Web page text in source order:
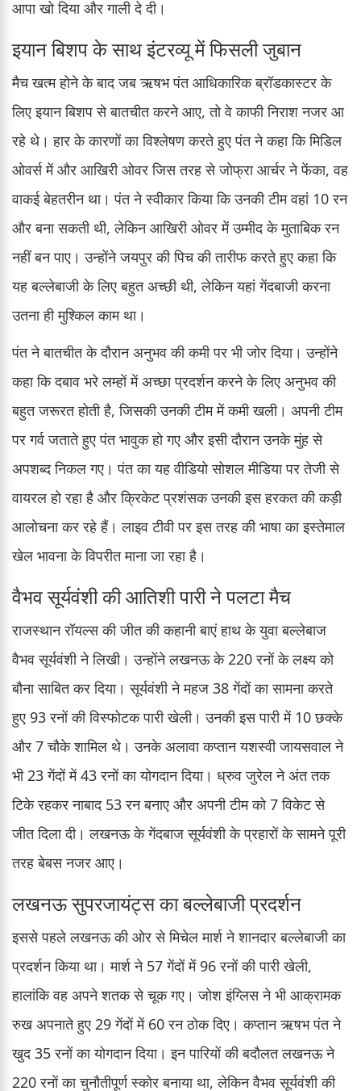
आपा खो दिया और गाली दे दी।
इयान बिशप के साथ इंटरव्यू में फिसली जुबान
मैच खत्म होने के बाद जब ऋषभ पंत आधिकारिक ब्रॉडकास्टर के
लिए इयान बिशप से बातचीत करने आए, तो वे काफी निराश नजर आ
रहे थे। हार के कारणों का विश्लेषण करते हुए पंत ने कहा कि मिडिल
ओवर्स में और आखिरी ओवर जिस तरह से जोफ्रा आर्चर ने फेंका, वह
वाकई बेहतरीन था। पंत ने स्वीकार किया कि उनकी टीम वहां 10 रन
और बना सकती थी, लेकिन आखिरी ओवर में उम्मीद के मुताबिक रन
नहीं बन पाए। उन्होंने जयपुर की पिच की तारीफ करते हुए कहा कि
यह बल्लेबाजी के लिए बहुत अच्छी थी, लेकिन यहां गेंदबाजी करना
उतना ही मुश्किल काम था।
पंत ने बातचीत के दौरान अनुभव की कमी पर भी जोर दिया। उन्होंने
कहा कि दबाव भरे लम्हों में अच्छा प्रदर्शन करने के लिए अनुभव की
बहुत जरूरत होती है, जिसकी उनकी टीम में कमी खली। अपनी टीम
पर गर्व जताते हुए पंत भावुक हो गए और इसी दौरान उनके मुंह से
अपशब्द निकल गए। पंत का यह वीडियो सोशल मीडिया पर तेजी से
वायरल हो रहा है और क्रिकेट प्रशंसक उनकी इस हरकत की कड़ी
आलोचना कर रहे हैं। लाइव टीवी पर इस तरह की भाषा का इस्तेमाल
खेल भावना के विपरीत माना जा रहा है।
वैभव सूर्यवंशी की आतिशी पारी ने पलटा मैच
राजस्थान रॉयल्स की जीत की कहानी बाएं हाथ के युवा बल्लेबाज
वैभव सूर्यवंशी ने लिखी। उन्होंने लखनऊ के 220 रनों के लक्ष्य को
बौना साबित कर दिया। सूर्यवंशी ने महज 38 गेंदों का सामना करते
हुए 93 रनों की विस्फोटक पारी खेली। उनकी इस पारी में 10 छक्के
और 7 चौके शामिल थे। उनके अलावा कप्तान यशस्वी जायसवाल ने
भी 23 गेंदों में 43 रनों का योगदान दिया। ध्रुव जुरेल ने अंत तक
टिके रहकर नाबाद 53 रन बनाए और अपनी टीम को 7 विकेट से
जीत दिला दी। लखनऊ के गेंदबाज सूर्यवंशी के प्रहारों के सामने पूरी
तरह बेबस नजर आए।
लखनऊ सुपरजायंट्स का बल्लेबाजी प्रदर्शन
इससे पहले लखनऊ की ओर से मिचेल मार्श ने शानदार बल्लेबाजी का
प्रदर्शन किया था। मार्श ने 57 गेंदों में 96 रनों की पारी खेली,
हालांकि वह अपने शतक से चूक गए। जोश इंग्लिस ने भी आक्रामक
रुख अपनाते हुए 29 गेंदों में 60 रन ठोक दिए। कप्तान ऋषभ पंत ने
खुद 35 रनों का योगदान दिया। इन पारियों की बदौलत लखनऊ ने
220 रनों का चुनौतीपूर्ण स्कोर बनाया था, लेकिन वैभव सूर्यवंशी की